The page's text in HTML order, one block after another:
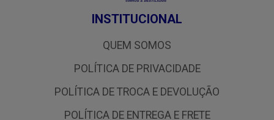
INSTITUCIONAL
QUEM SOMOS
POLÍTICA DE PRIVACIDADE
POLÍTICA DE TROCA E DEVOLUÇÃO
POLÍTICA DE ENTREGA E FRETE